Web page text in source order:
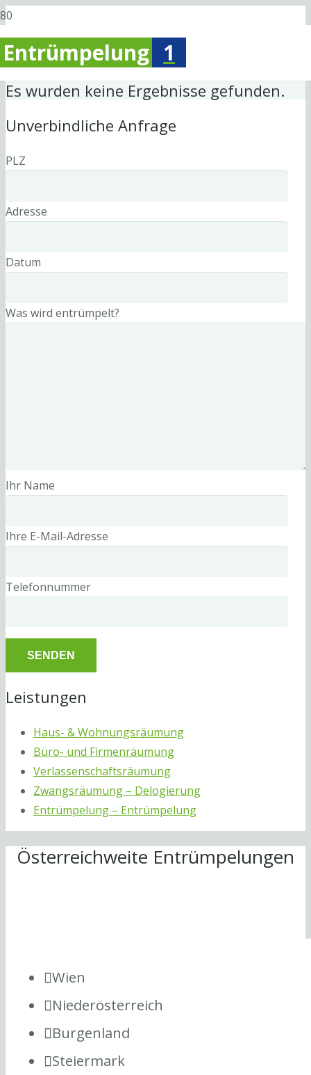
Entrümpelung 1
Es wurden keine Ergebnisse gefunden.
Unverbindliche Anfrage
PLZ
Adresse
Datum
Was wird entrümpelt?
Ihr Name
Ihre E-Mail-Adresse
Telefonnummer
Leistungen
Haus- & Wohnungsräumung
Büro- und Firmenräumung
Verlassenschaftsräumung
Zwangsräumung – Delogierung
Entrümpelung – Entrümpelung
Österreichweite Entrümpelungen
Wien
Niederösterreich
Burgenland
Steiermark